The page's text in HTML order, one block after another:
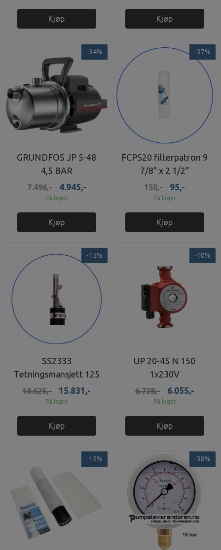
Kjøp Kjøp
-34%
GRUNDFOS JP 5-48
4,5 BAR
7.496,- 4.945,-
På lager
Kjøp
-37%
FCPS20 filterpatron 9
7/8" x 2 1/2"
polypropylen
150,- 95,-
På lager
Kjøp
-15%
SS2333
Tetningsmansjett 125
-150mm 5 1/2"
18.625,- 15.831,-
På lager
Kjøp
-10%
UP 20-45 N 150
1x230V
6.728,- 6.055,-
På lager
Kjøp
-15% -38%